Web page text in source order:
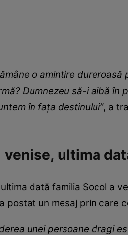
o amintire
Dumnezeu să-i aibă în
în fața destinului”, a
venise, ultima
dată familia Socol a
postat un mesaj prin care
unei persoane dragi